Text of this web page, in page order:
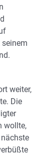
weiter,
Die
wollte,